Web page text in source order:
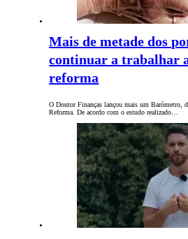
Mais de metade dos
continuar a trabalhar
reforma
O Doutor Finanças lançou mais um Barómetro,
Reforma. De acordo com o estudo realizado…